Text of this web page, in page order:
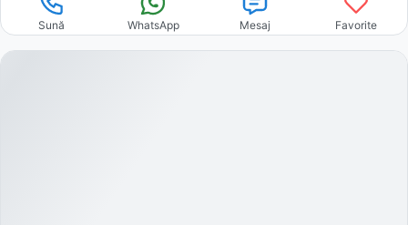
Sună WhatsApp Mesaj Favorite